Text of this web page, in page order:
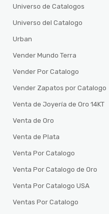
Universo de Catalogos
Universo del Catalogo
Urban
Vender Mundo Terra
Vender Por Catalogo
Vender Zapatos por Catalogo
Venta de Joyería de Oro 14KT
Venta de Oro
Venta de Plata
Venta Por Catalogo
Venta Por Catalogo de Oro
Venta Por Catalogo USA
Ventas Por Catalogo